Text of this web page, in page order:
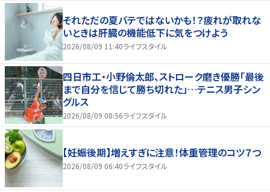
それただの夏バテではないかも！？疲れが取れな
いときは肝臓の機能低下に気をつけよう
2026/08/09 11:40ライフスタイル
四日市工・小野倫太郎、ストローク磨き優勝「最後
まで自分を信じて勝ち切れた」…テニス男子シン
グルス
2026/08/09 08:56ライフスタイル
【妊娠後期】増えすぎに注意！体重管理のコツ７つ
2026/08/09 06:40ライフスタイル